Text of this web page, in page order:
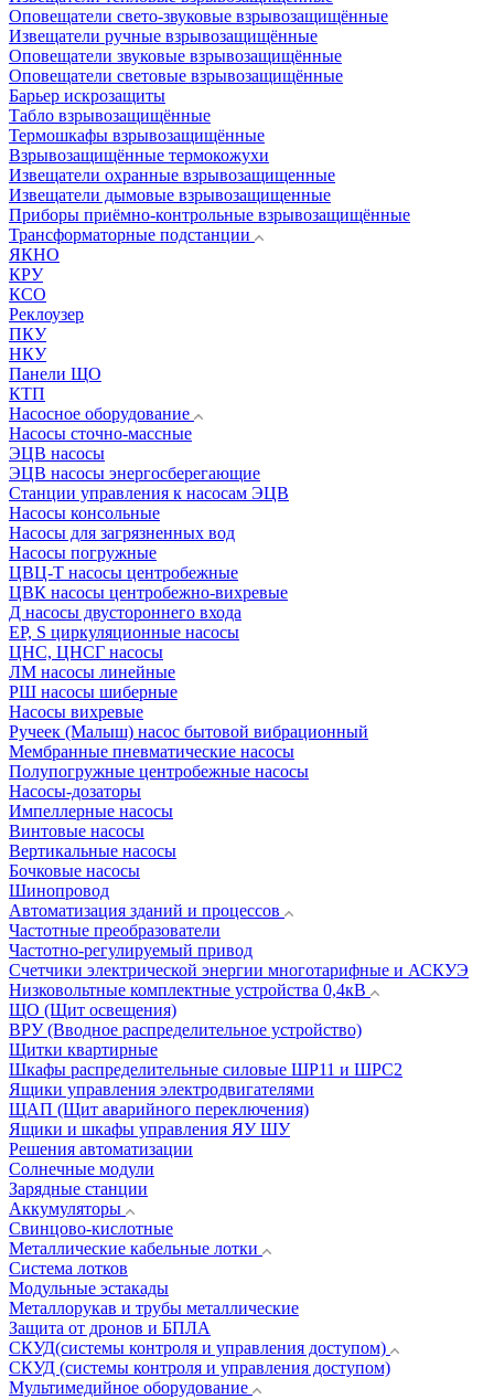
Оповещатели свето-звуковые взрывозащищённые
Извещатели ручные взрывозащищённые
Оповещатели звуковые взрывозащищённые
Оповещатели световые взрывозащищённые
Барьер искрозащиты
Табло взрывозащищённые
Термошкафы взрывозащищённые
Взрывозащищённые термокожухи
Извещатели охранные взрывозащищенные
Извещатели дымовые взрывозащищенные
Приборы приёмно-контрольные взрывозащищённые
Трансформаторные подстанции
ЯКНО
КРУ
КСО
Реклоузер
ПКУ
НКУ
Панели ЩО
КТП
Насосное оборудование
Насосы сточно-массные
ЭЦВ насосы
ЭЦВ насосы энергосберегающие
Станции управления к насосам ЭЦВ
Насосы консольные
Насосы для загрязненных вод
Насосы погружные
ЦВЦ-Т насосы центробежные
ЦВК насосы центробежно-вихревые
Д насосы двустороннего входа
EP, S циркуляционные насосы
ЦНС, ЦНСГ насосы
ЛМ насосы линейные
РШ насосы шиберные
Насосы вихревые
Ручеек (Малыш) насос бытовой вибрационный
Мембранные пневматические насосы
Полупогружные центробежные насосы
Насосы-дозаторы
Импеллерные насосы
Винтовые насосы
Вертикальные насосы
Бочковые насосы
Шинопровод
Автоматизация зданий и процессов
Частотные преобразователи
Частотно-регулируемый привод
Счетчики электрической энергии многотарифные и АСКУЭ
Низковольтные комплектные устройства 0,4кВ
ЩО (Щит освещения)
ВРУ (Вводное распределительное устройство)
Щитки квартирные
Шкафы распределительные силовые ШР11 и ШРС2
Ящики управления электродвигателями
ЩАП (Щит аварийного переключения)
Ящики и шкафы управления ЯУ ШУ
Решения автоматизации
Солнечные модули
Зарядные станции
Аккумуляторы
Свинцово-кислотные
Металлические кабельные лотки
Система лотков
Модульные эстакады
Металлорукав и трубы металлические
Защита от дронов и БПЛА
СКУД(системы контроля и управления доступом)
СКУД (системы контроля и управления доступом)
Мультимедийное оборудование